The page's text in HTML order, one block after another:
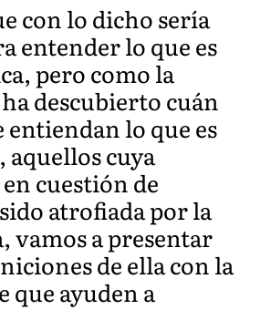
con lo dicho sería
entender lo que es
pero como la
descubierto cuán
entiendan lo que es
aquellos cuya
cuestión de
atrofiada por la
vamos a presentar
de ella con la
que ayuden a